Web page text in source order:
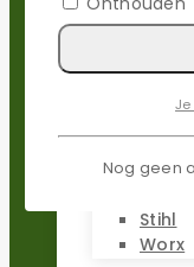
Populaire
Stihl
Worx
Nog geen